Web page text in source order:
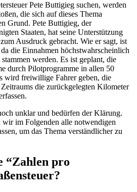
Pete Buttigieg suchen, werden
die sich auf dieses Thema
Grund. Pete Buttigieg, der
Staaten, hat seine Unterstützung
Ausdruck gebracht. Wie er sagt, ist
die Einnahmen höchstwahrscheinlich
werden. Es ist geplant, die
durch Pilotprogramme in allen 50
wird freiwillige Fahrer geben, die
die zurückgelegten Kilometer
unklar und bedürfen der Klärung.
im Folgenden alle notwendigen
um das Thema verständlicher zu
“Zahlen pro